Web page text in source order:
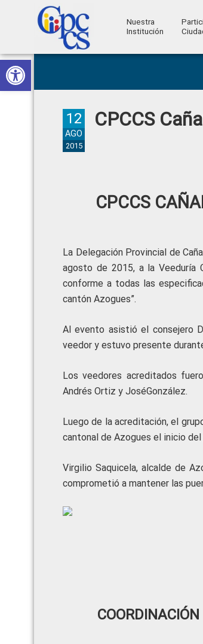
Abrir barra de herramientas
Skip
to
primary
Skip
to
main
Skip
to
primary
Skip
to
footer
Ciudadana
Control
Ciudadano
Nuestra
Institución
CPCCS
12
AGO
2015
CPCCS
La Delegación Provincial de
agosto de 2015, a la Veeduría
conforme a todas las
cantón Azogues”.
Al evento asistió el consejero
veedor y estuvo presente
Los veedores acreditados
Andrés Ortiz y JoséGonzález.
Luego de la acreditación, el
cantonal de Azogues el inicio
Virgilio Saquicela, alcalde de
comprometió a mantener las